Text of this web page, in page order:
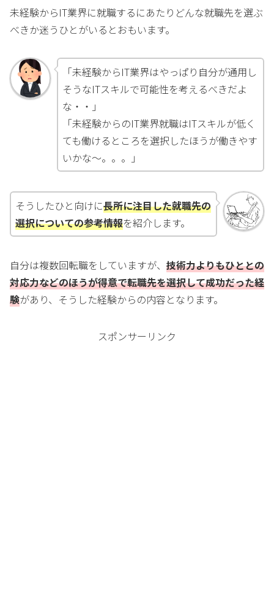
未経験からIT業界に就職するにあたりどんな就職先を選ぶ
べきか迷うひとがいるとおもいます。
「未経験からIT業界はやっぱり自分が通用し
そうなITスキルで可能性を考えるべきだよ
な・・」
「未経験からのIT業界就職はITスキルが低く
ても働けるところを選択したほうが働きやす
いかな～。。。」
そうしたひと向けに長所に注目した就職先の
選択についての参考情報を紹介します。
自分は複数回転職をしていますが、 技術力よりもひととの
対応力などのほうが得意で転職先を選択して成功だった経
験があり、そうした経験からの内容となります。
スポンサーリンク